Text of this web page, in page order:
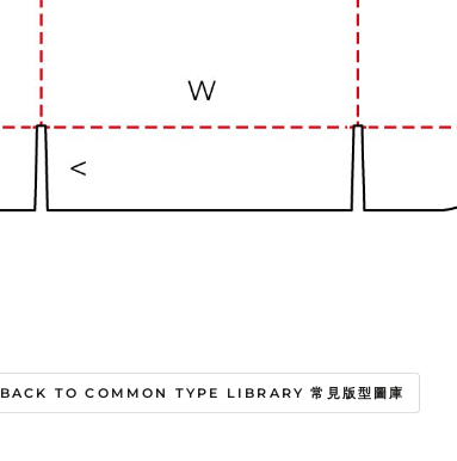
BACK TO COMMON TYPE LIBRARY 常見版型圖庫